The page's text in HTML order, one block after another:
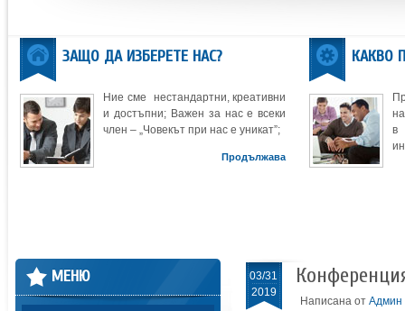
ЗАЩО ДА ИЗБЕРЕТЕ НАС?
Ние сме нестандартни, креативни
и достъпни; Важен за нас е всеки
член – „Човекът при нас е уникат”;
Продължава
КАКВО
в
03/31
2019
Написана от Админ
МЕНЮ